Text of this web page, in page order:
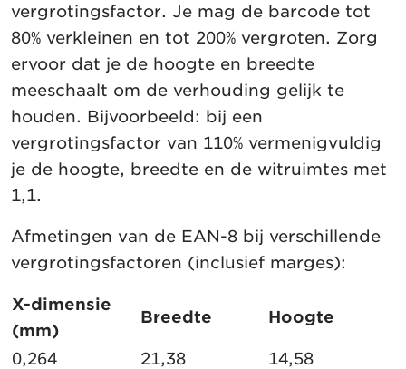
vergrotingsfactor. Je mag de barcode tot
80% verkleinen en tot 200% vergroten. Zorg
ervoor dat je de hoogte en breedte
meeschaalt om de verhouding gelijk te
houden. Bijvoorbeeld: bij een
vergrotingsfactor van 110% vermenigvuldig
je de hoogte, breedte en de witruimtes met
1,1.
Afmetingen van de EAN-8 bij verschillende
vergrotingsfactoren (inclusief marges):
X-dimensie
(mm)
Breedte Hoogte
0,264 21,38
14,58